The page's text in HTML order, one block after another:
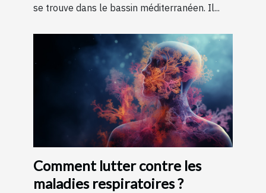
se trouve dans le bassin méditerranéen. Il...
Comment lutter contre les
maladies respiratoires ?